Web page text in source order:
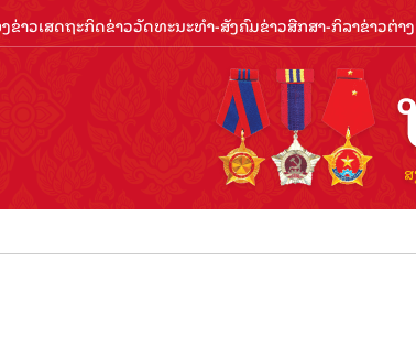
ຂ່າວເສດຖະກິດຂ່າວວັດທະນະທຳ-ສັງຄົມຂ່າວສືກສາ-ກິລາຂ່າວຕ່າ